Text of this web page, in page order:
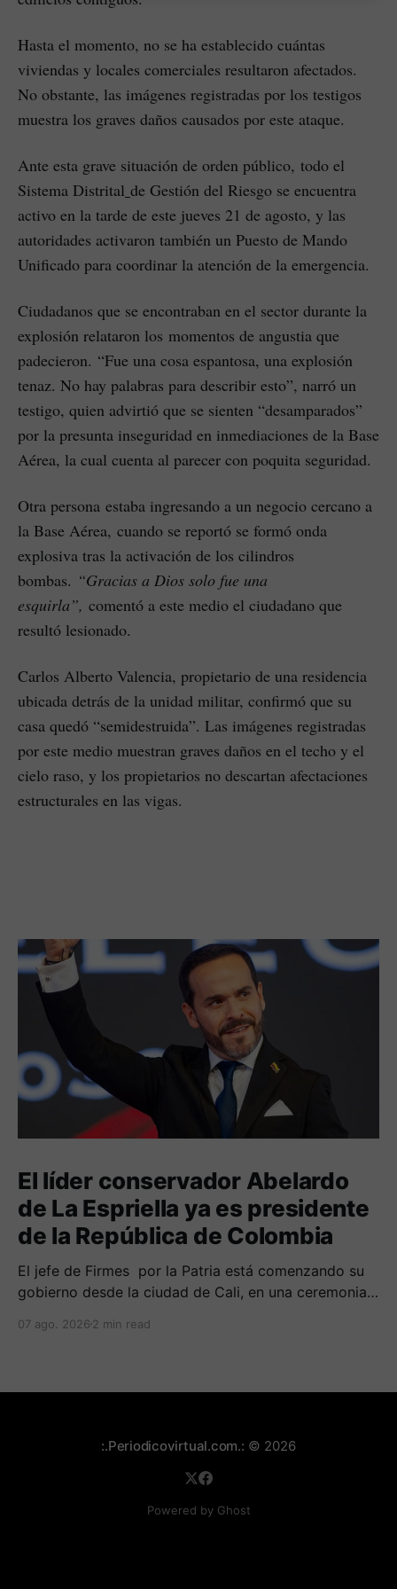
Hasta el momento, no se ha establecido cuántas
viviendas y locales comerciales resultaron afectados.
No obstante, las imágenes registradas por los testigos
muestra los graves daños causados por este ataque.
Ante esta grave situación de orden público, todo el
Sistema Distrital de Gestión del Riesgo se encuentra
activo en la tarde de este jueves 21 de agosto, y las
autoridades activaron también un Puesto de Mando
Unificado para coordinar la atención de la emergencia.
Ciudadanos que se encontraban en el sector durante la
explosión relataron los momentos de angustia que
padecieron. “Fue una cosa espantosa, una explosión
tenaz. No hay palabras para describir esto”, narró un
testigo, quien advirtió que se sienten “desamparados”
por la presunta inseguridad en inmediaciones de la Base
Aérea, la cual cuenta al parecer con poquita seguridad.
Otra persona estaba ingresando a un negocio cercano a
la Base Aérea, cuando se reportó se formó onda
explosiva tras la activación de los cilindros
bombas. “Gracias a Dios solo fue una
esquirla”, comentó a este medio el ciudadano que
resultó lesionado.
Carlos Alberto Valencia, propietario de una residencia
ubicada detrás de la unidad militar, confirmó que su
casa quedó “semidestruida”. Las imágenes registradas
por este medio muestran graves daños en el techo y el
cielo raso, y los propietarios no descartan afectaciones
estructurales en las vigas.
El líder conservador Abelardo
de La Espriella ya es presidente
de la República de Colombia
El jefe de Firmes por la Patria está comenzando su
gobierno desde la ciudad de Cali, en una ceremonia
gobiernos conservadores.
07 ago. 2026 2 min read
:.Periodicovirtual.com.: © 2026
Powered by Ghost